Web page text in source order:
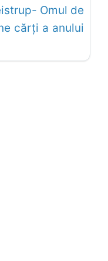
Omul de
cărți a anului